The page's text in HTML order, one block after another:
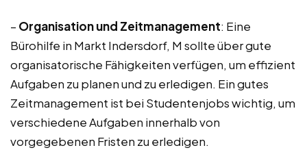
– Organisation und Zeitmanagement: Eine
Bürohilfe in Markt Indersdorf, M sollte über gute
organisatorische Fähigkeiten verfügen, um effizient
Aufgaben zu planen und zu erledigen. Ein gutes
Zeitmanagement ist bei Studentenjobs wichtig, um
verschiedene Aufgaben innerhalb von
vorgegebenen Fristen zu erledigen.